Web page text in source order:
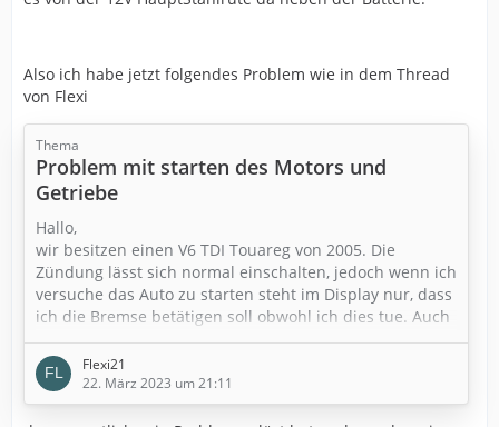
Also ich habe jetzt folgendes Problem wie in dem Thread
von Flexi
Thema
Problem mit starten des Motors und
Getriebe
Hallo,
wir besitzen einen V6 TDI Touareg von 2005. Die
Zündung lässt sich normal einschalten, jedoch wenn ich
versuche das Auto zu starten steht im Display nur, dass
ich die Bremse betätigen soll obwohl ich dies tue. Auch
schaltet sich das Getriebe frei und die grüne Lampe
fürs drücken der Bremse erlischt sofort. Bremslichter
funktionieren auch. Bin ratlos und hoffe auf ideen.
Flexi21
22. März 2023 um 21:11